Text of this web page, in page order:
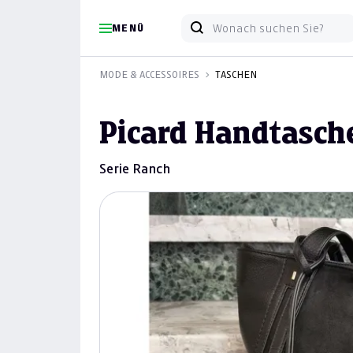
MENÜ
MODE & ACCESSOIRES TASCHEN
Picard
Serie Ranch